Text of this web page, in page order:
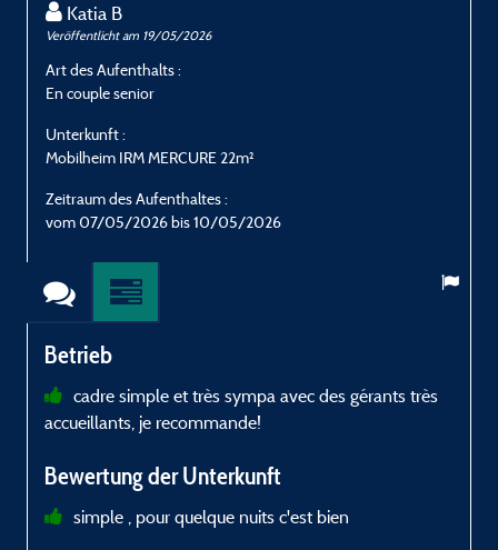
Katia B
Veröffentlicht am 19/05/2026
Art des Aufenthalts :
En couple senior
Unterkunft :
Mobilheim IRM MERCURE 22m²
Zeitraum des Aufenthaltes :
vom 07/05/2026 bis 10/05/2026
Betrieb
cadre simple et très sympa avec des gérants très
accueillants, je recommande!
Bewertung der Unterkunft
simple , pour quelque nuits c'est bien